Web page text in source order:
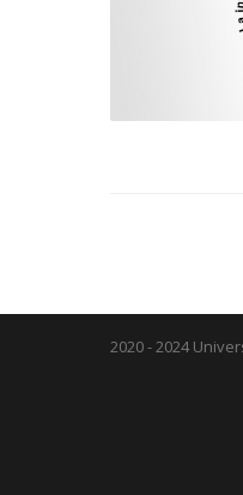
2020 - 2024